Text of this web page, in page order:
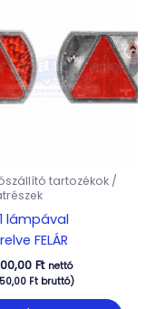
tartozékok /
lámpával
FELÁR
Ft nettó
Ftbruttó)